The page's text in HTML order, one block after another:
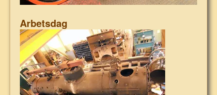
Arbetsdag